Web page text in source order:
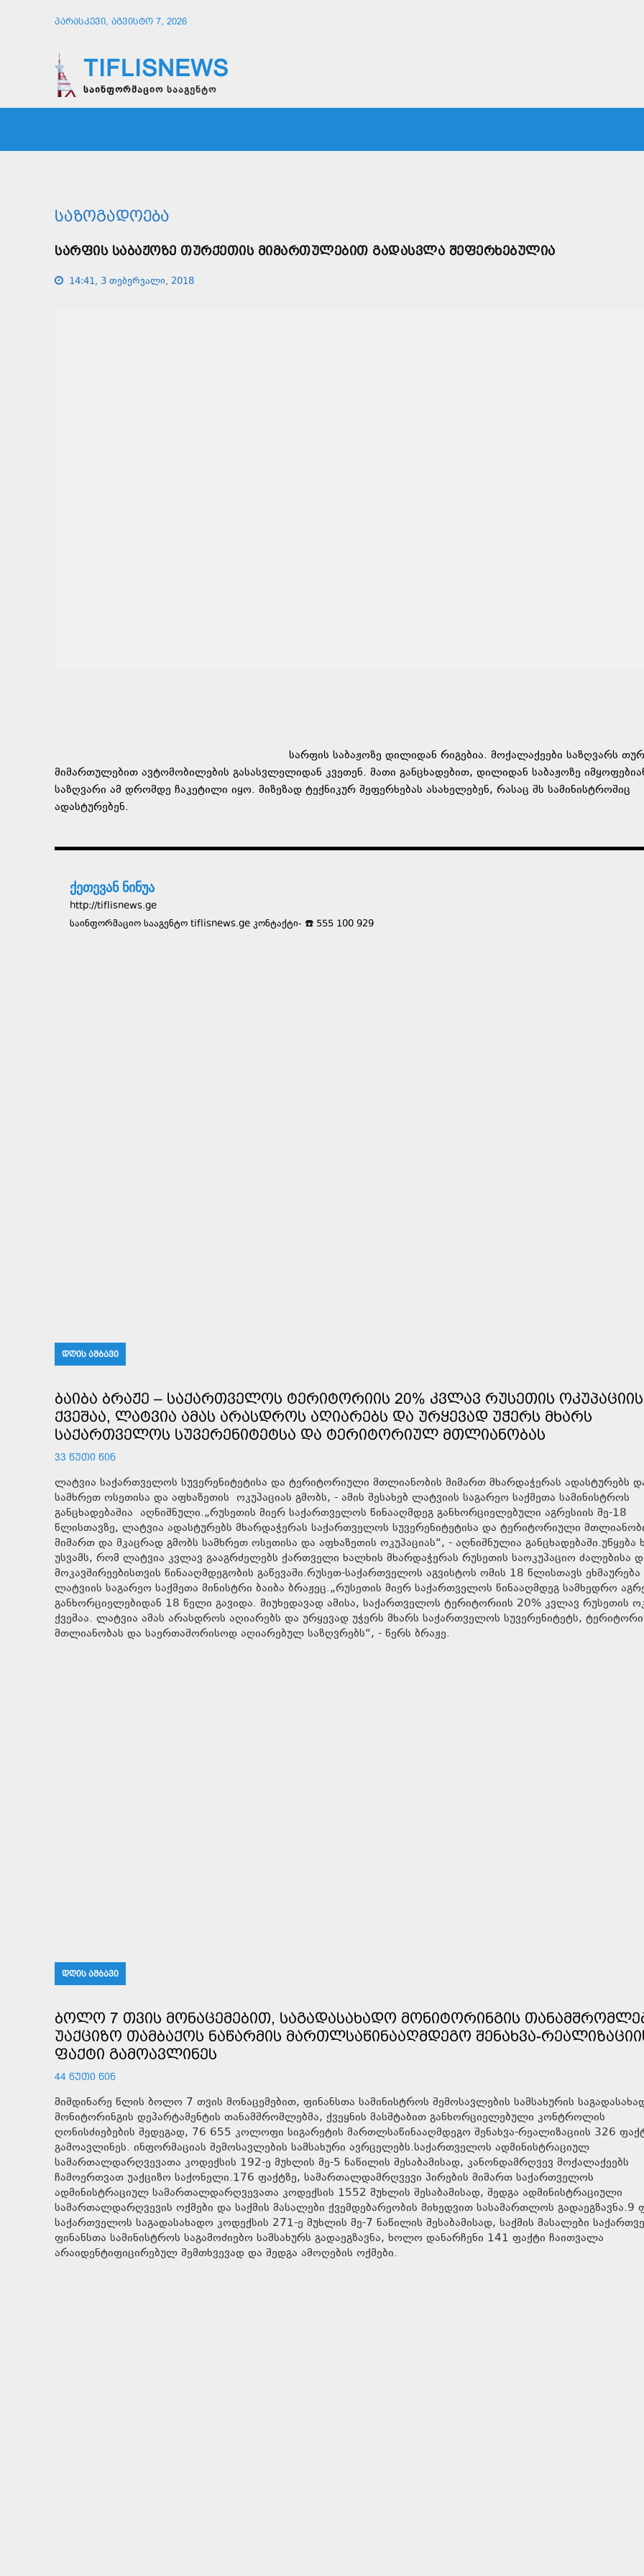
ᲞᲐᲠᲐᲡᲙᲔᲕᲘ, ᲐᲒᲕᲘᲡᲢᲝ 7, 2026
TIFLISNEWS
საინფორმაციო სააგენტო
ᲡᲐᲖᲝᲒᲐᲓᲝᲔᲑᲐ
ᲡᲐᲠᲤᲘᲡ ᲡᲐᲑᲐᲟᲝᲖᲔ ᲗᲣᲠᲥᲔᲗᲘᲡ ᲛᲘᲛᲐᲠᲗᲣᲚᲔᲑᲘᲗ ᲒᲐᲓᲐᲡᲕᲚᲐ ᲨᲔᲤᲔᲠᲮᲔᲑᲣᲚᲘᲐ
14:41, 3 თებერვალი, 2018
სარფის საბაჟოზე დილიდან რიგებია. მოქალაქეები საზღვარს
მიმართულებით ავტომობილების გასასვლელიდან კვეთენ. მათი განცხადებით, დილიდან საბაჟოზე
საზღვარი ამ დრომდე ჩაკეტილი იყო. მიზეზად ტექნიკურ შეფერხებას ასახელებენ, რასაც შს სამინისტროშიც
ადასტურებენ.
ქეთევან ნინუა
http://tiflisnews.ge
საინფორმაციო სააგენტო tiflisnews.ge კონტაქტი- ☎️ 555 100 929
ᲓᲦᲘᲡ ᲐᲛᲑᲐᲕᲘ
ᲑᲐᲘᲑᲐ ᲑᲠᲐᲟᲔ – ᲡᲐᲥᲐᲠᲗᲕᲔᲚᲝᲡ ᲢᲔᲠᲘᲢᲝᲠᲘᲘᲡ 20% ᲙᲕᲚᲐᲕ ᲠᲣᲡᲔᲗᲘᲡ ᲝᲙᲣᲞᲐᲪᲘᲘᲡ
ᲥᲕᲔᲨᲐᲐ, ᲚᲐᲢᲕᲘᲐ ᲐᲛᲐᲡ ᲐᲠᲐᲡᲓᲠᲝᲡ ᲐᲦᲘᲐᲠᲔᲑᲡ ᲓᲐ ᲣᲠᲧᲔᲕᲐᲓ ᲣᲭᲔᲠᲡ ᲛᲮᲐᲠᲡ
ᲡᲐᲥᲐᲠᲗᲕᲔᲚᲝᲡ ᲡᲣᲕᲔᲠᲔᲜᲘᲢᲔᲢᲡᲐ ᲓᲐ ᲢᲔᲠᲘᲢᲝᲠᲘᲣᲚ ᲛᲗᲚᲘᲐᲜᲝᲑᲐᲡ
33 ᲬᲣᲗᲘ ᲬᲘᲜ
ლატვია საქართველოს სუვერენიტეტისა და ტერიტორიული მთლიანობის მიმართ მხარდაჭერას ადასტურებს
სამხრეთ ოსეთისა და აფხაზეთის ოკუპაციას გმობს, - ამის შესახებ ლატვიის საგარეო საქმეთა სამინისტროს
განცხადებაშია აღნიშნული.„რუსეთის მიერ საქართველოს წინააღმდეგ განხორციელებული აგრესიის მე-18
წლისთავზე, ლატვია ადასტურებს მხარდაჭერას საქართველოს სუვერენიტეტისა და ტერიტორიული
მიმართ და მკაცრად გმობს სამხრეთ ოსეთისა და აფხაზეთის ოკუპაციას“, - აღნიშნულია განცხადებაში.უწყება
უსვამს, რომ ლატვია კვლავ გააგრძელებს ქართველი ხალხის მხარდაჭერას რუსეთის საოკუპაციო ძალებისა
მოკავშირეებისთვის წინააღმდეგობის გაწევაში.რუსეთ-საქართველოს აგვისტოს ომის 18 წლისთავს ეხმაურება
ლატვიის საგარეო საქმეთა მინისტრი ბაიბა ბრაჟეც.„რუსეთის მიერ საქართველოს წინააღმდეგ სამხედრო
განხორციელებიდან 18 წელი გავიდა. მიუხედავად ამისა, საქართველოს ტერიტორიის 20% კვლავ რუსეთის
ქვეშაა. ლატვია ამას არასდროს აღიარებს და ურყევად უჭერს მხარს საქართველოს სუვერენიტეტს,
მთლიანობას და საერთაშორისოდ აღიარებულ საზღვრებს“, - წერს ბრაჟე.
ᲓᲦᲘᲡ ᲐᲛᲑᲐᲕᲘ
ᲑᲝᲚᲝ 7 ᲗᲕᲘᲡ ᲛᲝᲜᲐᲪᲔᲛᲔᲑᲘᲗ, ᲡᲐᲒᲐᲓᲐᲡᲐᲮᲐᲓᲝ ᲛᲝᲜᲘᲢᲝᲠᲘᲜᲒᲘᲡ
ᲣᲐᲥᲪᲘᲖᲝ ᲗᲐᲛᲑᲐᲥᲝᲡ ᲜᲐᲬᲐᲠᲛᲘᲡ ᲛᲐᲠᲗᲚᲡᲐᲬᲘᲜᲐᲐᲦᲛᲓᲔᲒᲝ ᲨᲔᲜᲐᲮᲕᲐ-
ᲤᲐᲥᲢᲘ ᲒᲐᲛᲝᲐᲕᲚᲘᲜᲔᲡ
44 ᲬᲣᲗᲘ ᲬᲘᲜ
მიმდინარე წლის ბოლო 7 თვის მონაცემებით, ფინანსთა სამინისტროს შემოსავლების სამსახურის
მონიტორინგის დეპარტამენტის თანამშრომლებმა, ქვეყნის მასშტაბით განხორციელებული კონტროლის
ღონისძიებების შედეგად, 76 655 კოლოფი სიგარეტის მართლსაწინააღმდეგო შენახვა-რეალიზაციის 326
გამოავლინეს. ინფორმაციას შემოსავლების სამსახური ავრცელებს.საქართველოს ადმინისტრაციულ
სამართალდარღვევათა კოდექსის 192-ე მუხლის მე-5 ნაწილის შესაბამისად, კანონდამრღვევ მოქალაქეებს
ჩამოერთვათ უაქციზო საქონელი.176 ფაქტზე, სამართალდამრღვევი პირების მიმართ საქართველოს
ადმინისტრაციულ სამართალდარღვევათა კოდექსის 1552 მუხლის შესაბამისად, შედგა ადმინისტრაციული
სამართალდარღვევის ოქმები და საქმის მასალები ქვემდებარეობის მიხედვით სასამართლოს გადაეგზავნა.9
საქართველოს საგადასახადო კოდექსის 271-ე მუხლის მე-7 ნაწილის შესაბამისად, საქმის მასალები
ფინანსთა სამინისტროს საგამოძიებო სამსახურს გადაეგზავნა, ხოლო დანარჩენი 141 ფაქტი ჩაითვალა
არაიდენტიფიცირებულ შემთხვევად და შედგა ამოღების ოქმები.